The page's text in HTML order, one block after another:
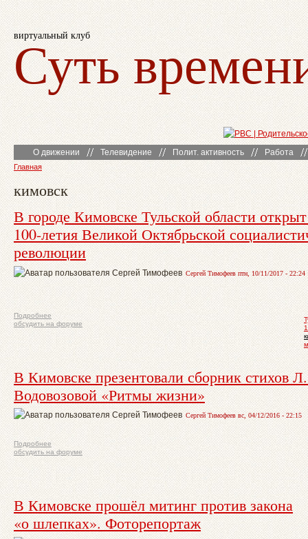
виртуальный клуб
Суть
О движении Телевидение Полит. активность Работа
Главная
кимовск
В городе Кимовске Тульской области
100-летия Великой Октябрьской
революции
Сергей Тимофеев птн, 10/11/2017 - 22:24
Подробнее
обсудить на форуме
В Кимовске презентовали сборник стихов
Водовозовой «Ритмы жизни»
Сергей Тимофеев вс, 04/12/2016 - 22:15
Подробнее
обсудить на форуме
В Кимовске прошёл митинг против закона
«о шлепках». Фоторепортаж